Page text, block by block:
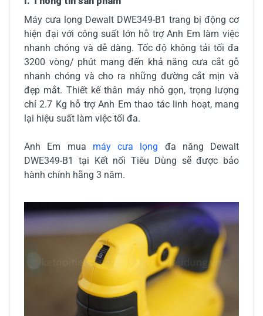
Máy cưa lọng Dewalt DWE349-B1 trang bị động cơ
hiện đại với công suất lớn hỗ trợ Anh Em làm việc
nhanh chóng và dễ dàng. Tốc độ không tải tối đa
3200 vòng/ phút mang đến khả năng cưa cắt gỗ
nhanh chóng và cho ra những đường cắt mịn và
đẹp mắt. Thiết kế thân máy nhỏ gọn, trọng lượng
chỉ 2.7 Kg hỗ trợ Anh Em thao tác linh hoạt, mang
lại hiệu suất làm việc tối đa.
Anh Em mua máy cưa lọng đa năng Dewalt
DWE349-B1 tại Kết nối Tiêu Dùng sẽ được bảo
hành chính hãng 3 năm.